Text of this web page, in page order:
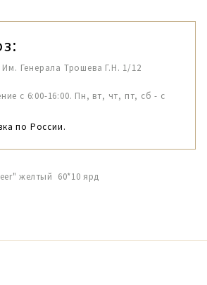
Генерала Трошева Г.Н. 1/12
с 6:00-16:00. Пн, вт, чт, пт, сб - с
по России.
желтый 60*10 ярд